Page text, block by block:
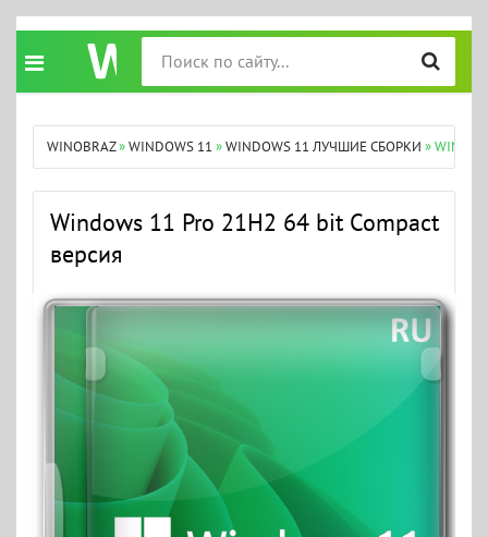
WINOBRAZ»WINDOWS 11 »WINDOWS 11 ЛУЧШИЕ СБОРКИ »
Windows 11 Pro 21H2 64 bit Compact
версия